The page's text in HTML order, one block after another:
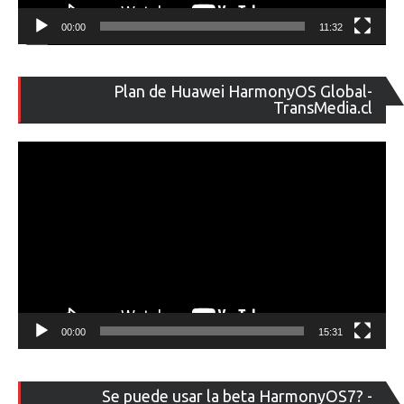
00:00 11:32
Plan de Huawei HarmonyOS Global-
TransMedia.cl
de
00:00 15:31
Se puede usar la beta HarmonyOS7? -